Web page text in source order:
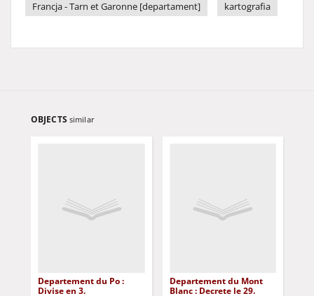
Francja - Tarn et Garonne [departament]
kartografia
OBJECTS similar
Departement du Po :
Divise en 3.
Departement du Mont
Blanc : Decrete le 29.